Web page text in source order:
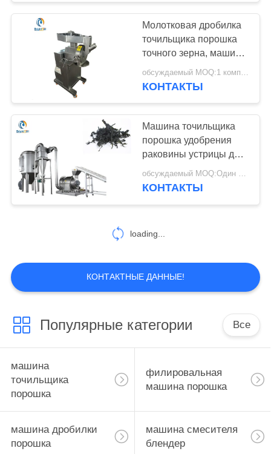
Молотковая дробилка
точильщика порошка
точного зерна, машина
Пульверизер для
порошка
обсуждаемый MOQ:1 комплект
КОНТАКТЫ
Машина точильщика
порошка удобрения
раковины устрицы для
высушенного
напряжения тока
обсуждаемый MOQ:Один комплект
КОНТАКТЫ
loading...
КОНТАКТНЫЕ ДАННЫЕ!
Популярные категории Все
машина
точильщика
порошка
филировальная
машина порошка
машина дробилки
порошка
машина смесителя
блендер